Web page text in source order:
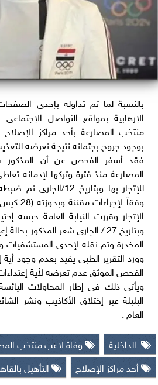
بالنسبة لما تم تداوله بإحدى
الإرهابية بمواقع التواصل
منتخب المصارعة بأحد مراكز الإصلاح
بوجود جروح بجثمانه نتيجة تعرضه
فقد أسفر الفحص عن أن المذكور
المصارعة منذ فترة وتركها لإدمانه
للإتجار بها وبتاريخ
وفقاً
الإتجار وقررت النيابة العامة حبسه
وبتاريخ 27 / الجارى شعر المذكور
المخدرة وتم نقله لإحدى المستشفيات
وورد التقرير الطبى يفيد بعدم وجود
الفحص الموثق عدم تعرضه لأية
ويأتى ذلك فى إطار المحاولات اليائسة
البلبلة عبر إختلاق الأكاذيب ونشر
العام .
الداخلية
وفاة لاعب منتخب
أحد مراكز الإصلاح
التأهيل